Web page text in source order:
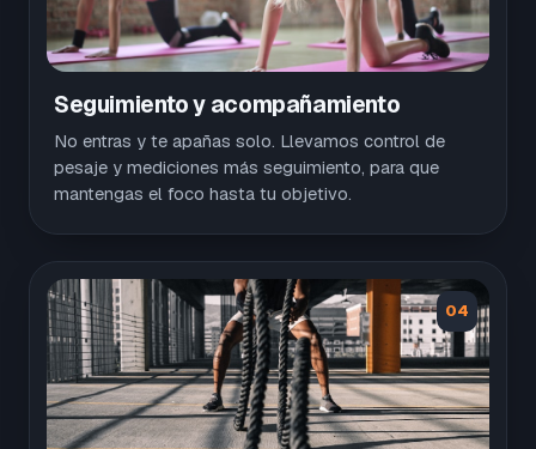
Seguimiento y acompañamiento
No entras y te apañas solo. Llevamos control de
pesaje y mediciones más seguimiento, para que
mantengas el foco hasta tu objetivo.
04